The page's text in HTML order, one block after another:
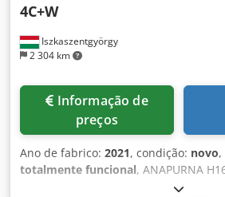
Iszkaszentgyörgy
2 304 km
4C+W
preços
Ano de fabrico: 2021, condição: novo
totalmente funcional, ANAPURNA
Sistema de Impressão: O modelo de